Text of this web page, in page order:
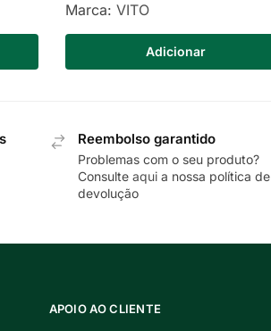
Marca: VITO
Adicionar
Reembolso garantido
Problemas com o seu produto?
Consulte aquia nossa política de
devolução
APOIO AO CLIENTE